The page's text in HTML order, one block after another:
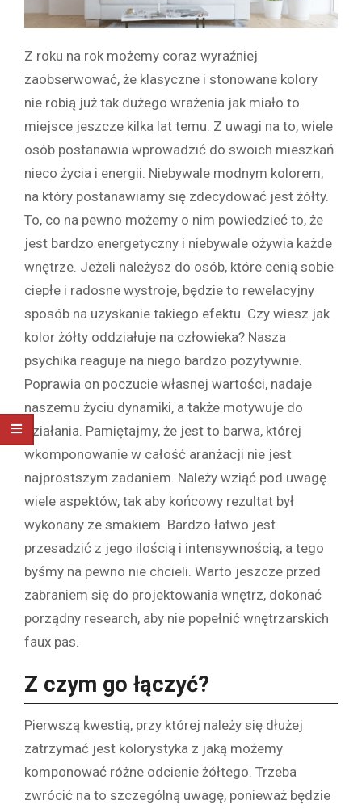
Z roku na rok możemy coraz wyraźniej
zaobserwować, że klasyczne i stonowane kolory
nie robią już tak dużego wrażenia jak miało to
miejsce jeszcze kilka lat temu. Z uwagi na to, wiele
osób postanawia wprowadzić do swoich mieszkań
nieco życia i energii. Niebywale modnym kolorem,
na który postanawiamy się zdecydować jest żółty.
To, co na pewno możemy o nim powiedzieć to, że
jest bardzo energetyczny i niebywale ożywia każde
wnętrze. Jeżeli należysz do osób, które cenią sobie
ciepłe i radosne wystroje, będzie to rewelacyjny
sposób na uzyskanie takiego efektu. Czy wiesz jak
kolor żółty oddziałuje na człowieka? Nasza
psychika reaguje na niego bardzo pozytywnie.
Poprawia on poczucie własnej wartości, nadaje
naszemu życiu dynamiki, a także motywuje do
działania. Pamiętajmy, że jest to barwa, której
wkomponowanie w całość aranżacji nie jest
najprostszym zadaniem. Należy wziąć pod uwagę
wiele aspektów, tak aby końcowy rezultat był
wykonany ze smakiem. Bardzo łatwo jest
przesadzić z jego ilością i intensywnością, a tego
byśmy na pewno nie chcieli. Warto jeszcze przed
zabraniem się do projektowania wnętrz, dokonać
porządny research, aby nie popełnić wnętrzarskich
faux pas.
Z czym go łączyć?
Pierwszą kwestią, przy której należy się dłużej
zatrzymać jest kolorystyka z jaką możemy
komponować różne odcienie żółtego. Trzeba
zwrócić na to szczególną uwagę, ponieważ będzie